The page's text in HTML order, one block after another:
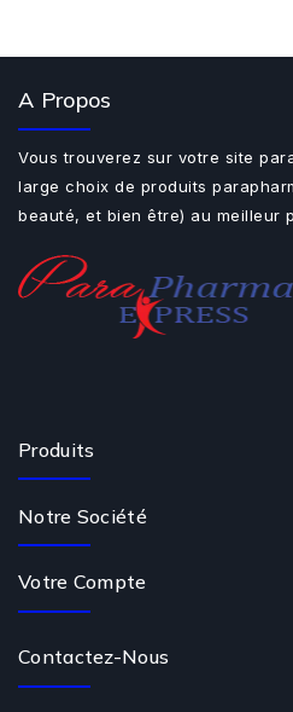
A Propos
Vous trouverez sur votre site
large choix de produits
beauté, et bien être) au meilleur
Produits
Notre Société
Votre Compte
Contactez-Nous